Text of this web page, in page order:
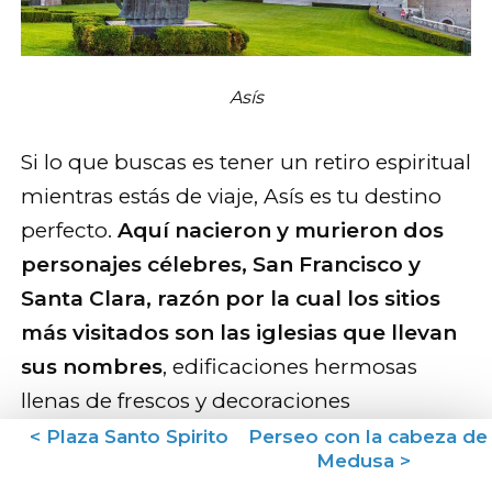
Asís
Si lo que buscas es tener un retiro espiritual
mientras estás de viaje, Asís es tu destino
perfecto. Aquí nacieron y murieron dos
personajes célebres, San Francisco y
Santa Clara, razón por la cual los sitios
más visitados son las iglesias que llevan
sus nombres, edificaciones hermosas
llenas de frescos y decoraciones
magníficas. No dejes de visitar también la
Rocca Maggiore, una fortaleza que te da
< Plaza Santo Spirito
Perseo con la cabeza de
Medusa >